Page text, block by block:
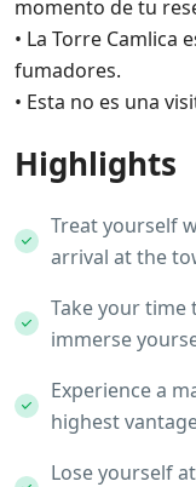
momento de tu
• La Torre Camlica
fumadores.
• Esta no es una
Highlights
Treat yourself
arrival at the
Take your
immerse
Experience a
highest
Lose yourself